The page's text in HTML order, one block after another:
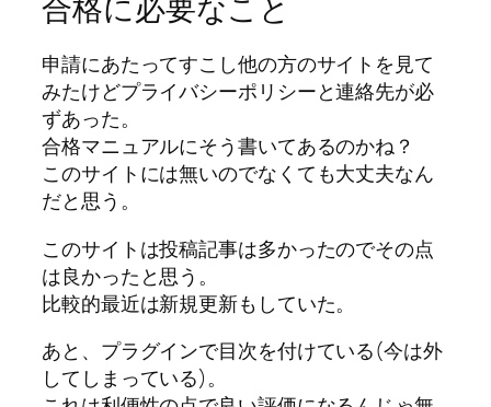
申請にあたってすこし他の方のサイトを見て
みたけどプライバシーポリシーと連絡先が必
ずあった。
合格マニュアルにそう書いてあるのかね？
このサイトには無いのでなくても大丈夫なん
だと思う。
このサイトは投稿記事は多かったのでその点
は良かったと思う。
比較的最近は新規更新もしていた。
あと、プラグインで目次を付けている(今は外
してしまっている)。